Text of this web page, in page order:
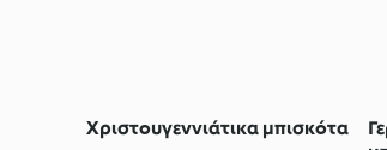
Χριστουγεννιάτικα μπισκότα